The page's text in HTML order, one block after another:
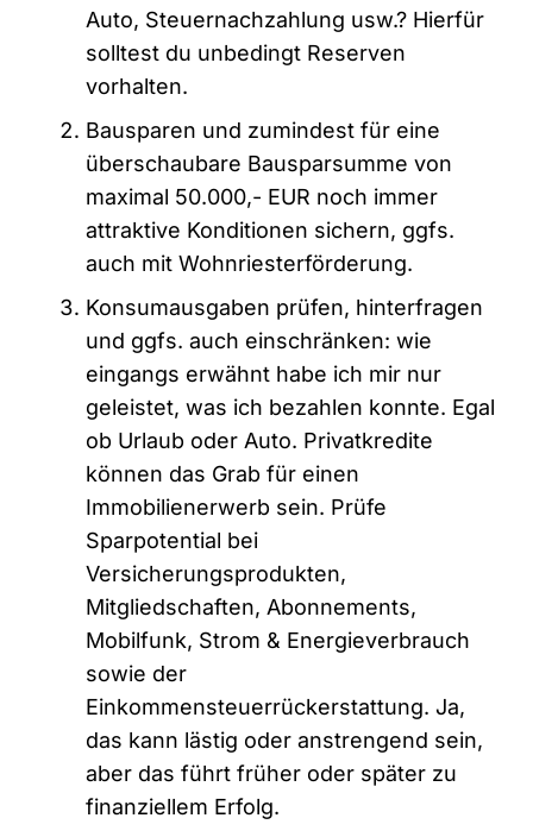
Auto, Steuernachzahlung usw.? Hierfür
solltest du unbedingt Reserven
vorhalten.
Bausparen und zumindest für eine
überschaubare Bausparsumme von
maximal 50.000,- EUR noch immer
attraktive Konditionen sichern, ggfs.
auch mit Wohnriesterförderung.
Konsumausgaben prüfen, hinterfragen
und ggfs. auch einschränken: wie
eingangs erwähnt habe ich mir nur
geleistet, was ich bezahlen konnte. Egal
ob Urlaub oder Auto. Privatkredite
können das Grab für einen
Immobilienerwerb sein. Prüfe
Sparpotential bei
Versicherungsprodukten,
Mitgliedschaften, Abonnements,
Mobilfunk, Strom & Energieverbrauch
sowie der
Einkommensteuerrückerstattung. Ja,
das kann lästig oder anstrengend sein,
aber das führt früher oder später zu
finanziellem Erfolg.